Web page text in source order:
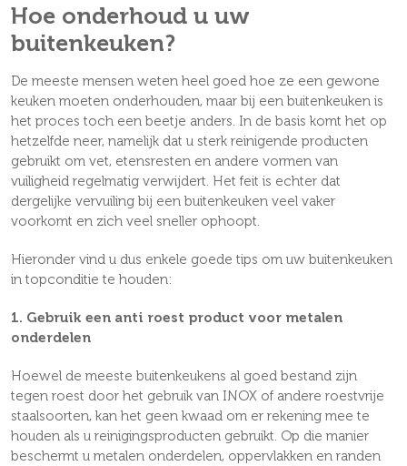
Hoe onderhoud u uw
buitenkeuken?
De meeste mensen weten heel goed hoe ze een gewone
keuken moeten onderhouden, maar bij een buitenkeuken is
het proces toch een beetje anders. In de basis komt het op
hetzelfde neer, namelijk dat u sterk reinigende producten
gebruikt om vet, etensresten en andere vormen van
vuiligheid regelmatig verwijdert. Het feit is echter dat
dergelijke vervuiling bij een buitenkeuken veel vaker
voorkomt en zich veel sneller ophoopt.
Hieronder vind u dus enkele goede tips om uw buitenkeuken
in topconditie te houden:
1. Gebruik een anti roest product voor metalen
onderdelen
Hoewel de meeste buitenkeukens al goed bestand zijn
tegen roest door het gebruik van INOX of andere roestvrije
staalsoorten, kan het geen kwaad om er rekening mee te
houden als u reinigingsproducten gebruikt. Op die manier
beschermt u metalen onderdelen, oppervlakken en randen